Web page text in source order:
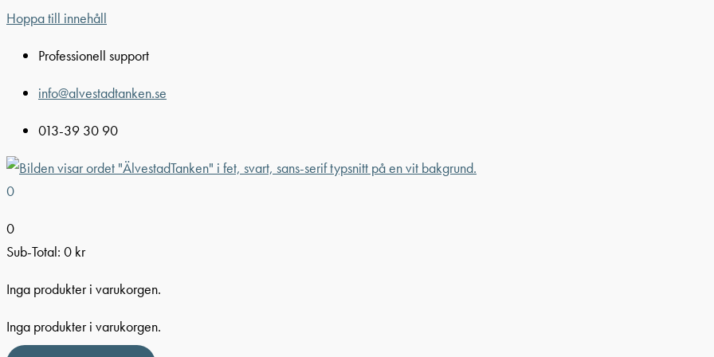
Hoppa till innehåll
Professionell support
info@alvestadtanken.se
013-39 30 90
0
0
Sub-Total: 0 kr
Inga produkter i varukorgen.
Inga produkter i varukorgen.